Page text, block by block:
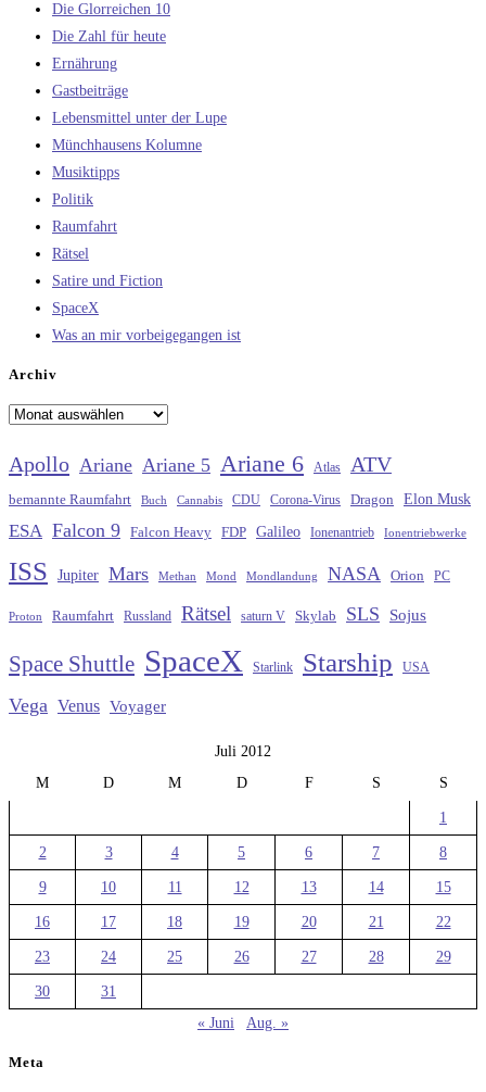
Die Glorreichen 10
Die Zahl für heute
Ernährung
Gastbeiträge
Lebensmittel unter der Lupe
Münchhausens Kolumne
Musiktipps
Politik
Raumfahrt
Rätsel
Satire und Fiction
SpaceX
Was an mir vorbeigegangen ist
Archiv
Archiv
Apollo Ariane Ariane 5 Ariane 6 Atlas ATV
bemannte Raumfahrt Buch Cannabis CDU Corona-Virus Dragon Elon Musk
ESA Falcon 9 Falcon Heavy FDP Galileo Ionenantrieb Ionentriebwerke
ISS Jupiter Mars Methan Mond Mondlandung NASA Orion PC
Proton Raumfahrt Russland Rätsel saturn V Skylab SLS Sojus
Space Shuttle SpaceX Starlink Starship USA
Vega Venus Voyager
Juli 2012
M
D M D F S S
1
2 3 4 5 6 7 8
9 10 11 12 13 14 15
16 17 18 19 20 21 22
23 24 25 26 27 28 29
30
31
« Juni
Aug. »
Meta